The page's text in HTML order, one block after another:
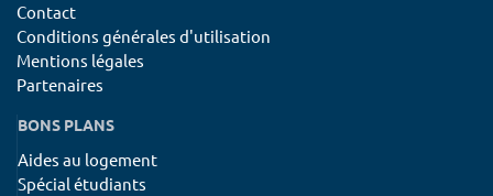
Contact
Conditions générales d'utilisation
Mentions légales
Partenaires
BONS PLANS
Aides au logement
Spécial étudiants